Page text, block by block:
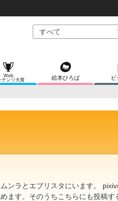
Web
テンツ大賞
絵本ひろば ビ
ンラとエブリスタにいます。
ます。そのうちこちらにも投稿す